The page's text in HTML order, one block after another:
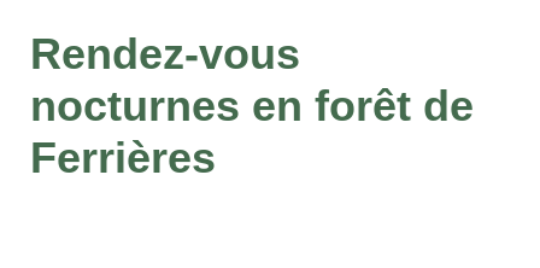
Rendez-vous
nocturnes en forêt de
Ferrières